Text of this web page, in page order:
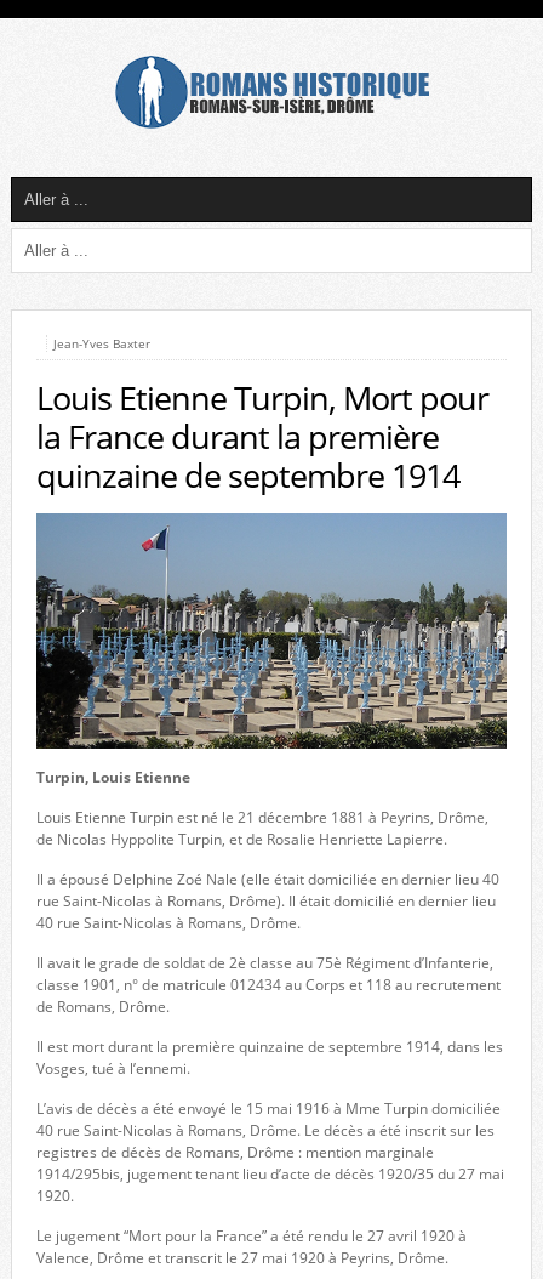
Jean-Yves Baxter
Louis Etienne Turpin, Mort pour
la France durant la première
quinzaine de septembre 1914
Turpin, Louis Etienne
Louis Etienne Turpin est né le 21 décembre 1881 à Peyrins, Drôme,
de Nicolas Hyppolite Turpin, et de Rosalie Henriette Lapierre.
Il a épousé Delphine Zoé Nale (elle était domiciliée en dernier lieu 40
rue Saint-Nicolas à Romans, Drôme). Il était domicilié en dernier lieu
40 rue Saint-Nicolas à Romans, Drôme.
Il avait le grade de soldat de 2è classe au 75è Régiment d’Infanterie,
classe 1901, n° de matricule 012434 au Corps et 118 au recrutement
de Romans, Drôme.
Il est mort durant la première quinzaine de septembre 1914, dans les
Vosges, tué à l’ennemi.
L’avis de décès a été envoyé le 15 mai 1916 à Mme Turpin domiciliée
40 rue Saint-Nicolas à Romans, Drôme. Le décès a été inscrit sur les
registres de décès de Romans, Drôme : mention marginale
1914/295bis, jugement tenant lieu d’acte de décès 1920/35 du 27 mai
1920.
Le jugement “Mort pour la France” a été rendu le 27 avril 1920 à
Valence, Drôme et transcrit le 27 mai 1920 à Peyrins, Drôme.